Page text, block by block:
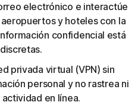
electrónico e interactúe
y hoteles con la
confidencial está
privada virtual (VPN) sin
personal y no rastrea ni
en línea.